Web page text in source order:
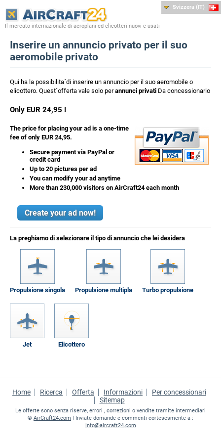
Il mercato internazionale di aeroplani ed elicotteri nuovi e usati
Svizzera (IT)
Inserire un annuncio privato per il suo
aeromobile privato
Qui ha la possibilita´di inserire un annuncio per il suo aeromobile o
elicottero. Quest´offerta vale solo perannunci privati Da concessionario
Only EUR 24,95 !
The price for placing your ad is a one-time
fee of only EUR 24,95.
Secure payment via PayPal or
credit card
Up to 20 pictures per ad
You can modify your ad anytime
More than 230,000 visitors on AirCraft24 each month
Create your ad now!
La preghiamo di selezionare il tipo di annuncio che lei desidera
Propulsione singola Propulsione multipla Turbo propulsione
Jet Elicottero
Home Ricerca Offerta Informazioni
Per concessionari
Sitemap
Le offerte sono senza riserve, errori , correzioni o vendite tramite intermediari
© AirCraft24.com | Inviate domande e commenti cortesesmente a :
info@aircraft24.com